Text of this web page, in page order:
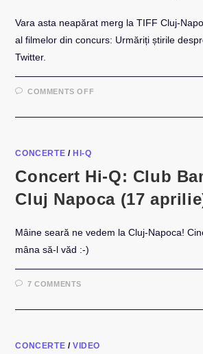
Vara asta neapărat merg la TIFF Cluj-
al filmelor din concurs: Urmăriți știrile
Twitter.
COMMENTS OFFON
UN
DIN
COMPETIȚIE
CONCERTE / HI-Q
Concert Hi-Q: Club
Cluj Napoca (17
Mâine seară ne vedem la Cluj-Napoca!
mâna să-l văd :-)
7 COMMENTS
CONCERTE /VIDEO